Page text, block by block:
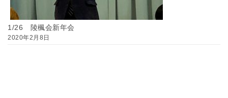
1/26 陵楓会新年会
2020年2月8日